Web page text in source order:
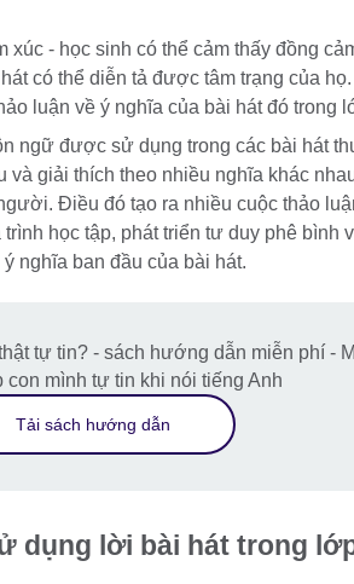
xúc - học sinh có thể cảm thấy đồng
có thể diễn tả được tâm trạng của
luận về ý nghĩa của bài hát đó trong
ngữ được sử dụng trong các bài hát
giải thích theo nhiều nghĩa khác
Điều đó tạo ra nhiều cuộc thảo
học tập, phát triển tư duy phê bình
nghĩa ban đầu của bài hát.
tự tin? - sách hướng dẫn miễn phí -
con mình tự tin khi nói tiếng Anh
Tải sách hướng dẫn
dụng lời bài hát trong